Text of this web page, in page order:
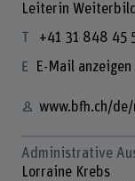
Leiterin
+41 31 848 45
E-Mail anzeigen
www.bfh.ch/
Administrative
Lorraine Krebs